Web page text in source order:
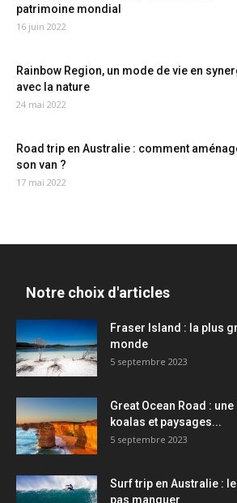
patrimoine mondial
16 juin 2022
Rainbow Region, un mode de vie en
avec la nature
24 mai 2022
Road trip en Australie : comment
son van ?
17 mai 2022
Notre choix d'articles
Fraser Island : la plus
monde
5 septembre 2023
Great Ocean Road :
koalas et paysages...
5 septembre 2023
Surf trip en Australie :
pas manquer